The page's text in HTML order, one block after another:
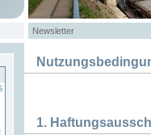
Newsletter
1.